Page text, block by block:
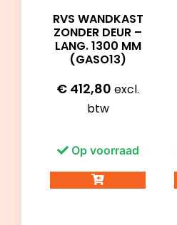
RVS WANDKAST
ZONDER DEUR –
LANG. 1300 MM
(GASO13)
€ 412,80 excl.
btw
Op voorraad